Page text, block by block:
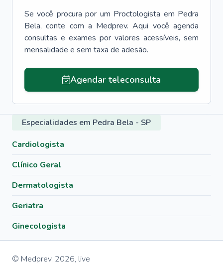
Se você procura por um Proctologista em Pedra
Bela, conte com a Medprev. Aqui você agenda
consultas e exames por valores acessíveis, sem
mensalidade e sem taxa de adesão.
Agendar teleconsulta
Especialidades em Pedra Bela - SP
Cardiologista
Clínico Geral
Dermatologista
Geriatra
Ginecologista
© Medprev, 2026, live